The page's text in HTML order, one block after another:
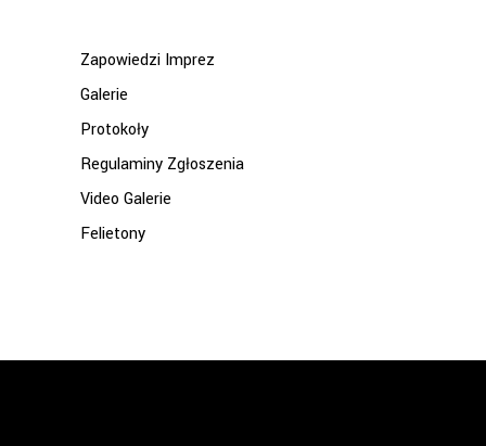
Zapowiedzi Imprez
Galerie
Protokoły
Regulaminy Zgłoszenia
Video Galerie
Felietony